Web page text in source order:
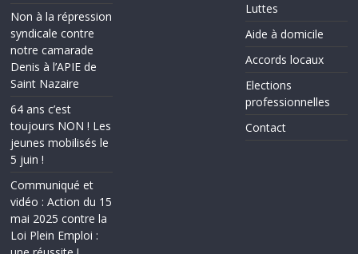
Non à la répression
syndicale contre
notre camarade
Denis à l’APIE de
Saint Nazaire
64 ans c’est
toujours NON ! Les
jeunes mobilisés le
5 juin !
Communiqué et
vidéo : Action du 15
mai 2025 contre la
Loi Plein Emploi :
Luttes
Aide à domicile
Accords locaux
Elections
professionnelles
Contact